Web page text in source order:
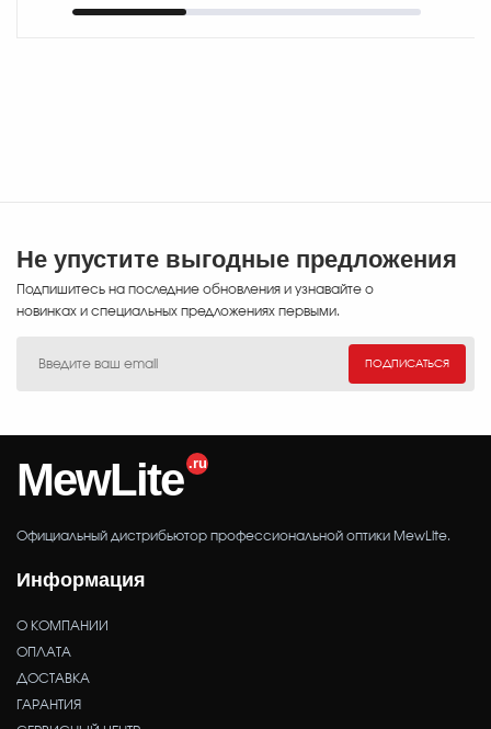
широкий обзор
Охотники и
Не упустите выгодные предложения
Подпишитесь на последние обновления и узнавайте о
новинках и специальных предложениях первыми.
ПОДПИСАТЬСЯ
MewLite
Официальный дистрибьютор профессиональной оптики MewLite.
Информация
О КОМПАНИИ
ОПЛАТА
ДОСТАВКА
ГАРАНТИЯ